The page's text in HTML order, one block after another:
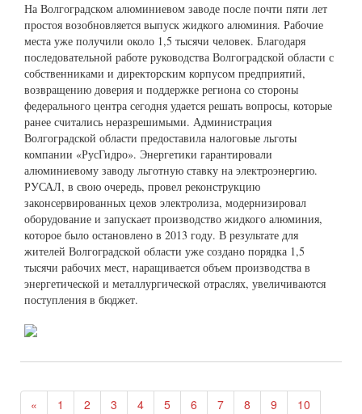
На Волгоградском алюминиевом заводе после почти пяти лет
простоя возобновляется выпуск жидкого алюминия. Рабочие
места уже получили около 1,5 тысячи человек. Благодаря
последовательной работе руководства Волгоградской области с
собственниками и директорским корпусом предприятий,
возвращению доверия и поддержке региона со стороны
федерального центра сегодня удается решать вопросы, которые
ранее считались неразрешимыми. Администрация
Волгоградской области предоставила налоговые льготы
компании «РусГидро». Энергетики гарантировали
алюминиевому заводу льготную ставку на электроэнергию.
РУСАЛ, в свою очередь, провел реконструкцию
законсервированных цехов электролиза, модернизировал
оборудование и запускает производство жидкого алюминия,
которое было остановлено в 2013 году. В результате для
жителей Волгоградской области уже создано порядка 1,5
тысячи рабочих мест, наращивается объем производства в
энергетической и металлургической отраслях, увеличиваются
поступления в бюджет.
« 1 2 3 4 5 6 7 8 9 10